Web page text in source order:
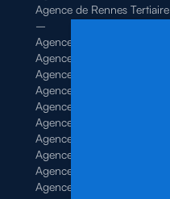
Agence de Rennes Tertiaire
–
Agence de Brest
Agence de Dinan
Agence de Lamballe
Agence de Landivisiau
Agence de Pontivy
Agence de Quimper
Agence de Quimperlé
Agence de Saint-Brieuc
Agence de Saint-Malo
Agence de Vannes